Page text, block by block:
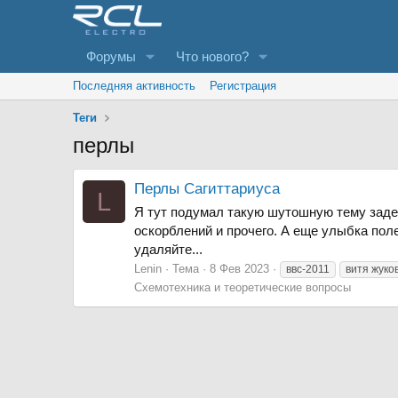
Форумы Что нового?
Последняя активность Регистрация
Теги
перлы
L Перлы Сагиттариуса
Я тут подумал такую шутошную тему
оскорблений и прочего. А еще улыбка
удаляйте...
Lenin Тема 8 Фев 2023 ввс-2011 витя
Схемотехника и теоретические вопросы